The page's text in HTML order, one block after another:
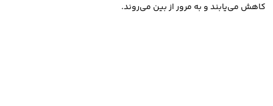
کاهش می‌یابند و به مرور از بین می‌روند.